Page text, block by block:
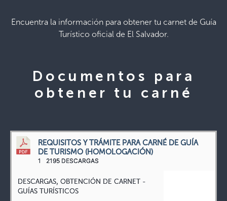
Encuentra la información para obtener tu carnet de Guía
Turístico oficial de El Salvador.
Documentos para
obtener tu carné
REQUISITOS Y TRÁMITE PARA CARNÉ DE GUÍA
DE TURISMO (HOMOLOGACIÓN)
1 2195 DESCARGAS
DESCARGAS, OBTENCIÓN DE CARNET -
GUÍAS TURÍSTICOS